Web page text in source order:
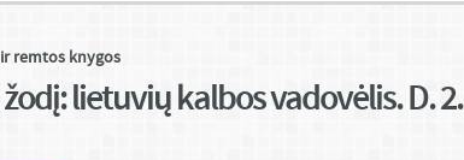
remtos knygos
lietuvių kalbos vadovėlis. D. 2.